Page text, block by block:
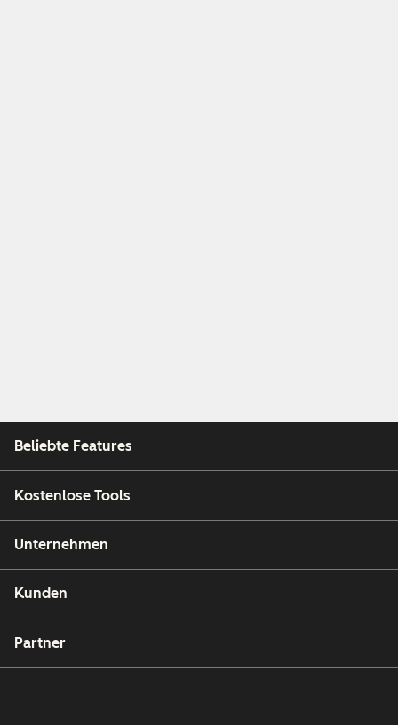
Beliebte Features
Kostenlose Tools
Unternehmen
Kunden
Partner